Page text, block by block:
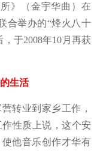
》（金宇华曲）在
合举办的“烽火八十
于2008年10月再获
生活
转业到家乡工作，
性质上说，这个安
他音乐创作才华有